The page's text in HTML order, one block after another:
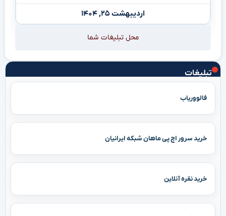
تبلیغات
فالووریاب
خرید سرور اچ پی ماهان شبکه ایرانیان
خرید نقره آنلاین
اردیبهشت ۲۵, ۱۴۰۴
محل تبلیغات شما